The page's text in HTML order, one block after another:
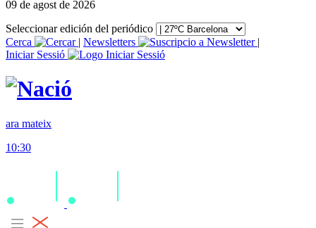
09 de agost de 2026
Seleccionar edición del periódico
Cerca
| Newsletters
|
Iniciar Sessió
ara mateix
10:30